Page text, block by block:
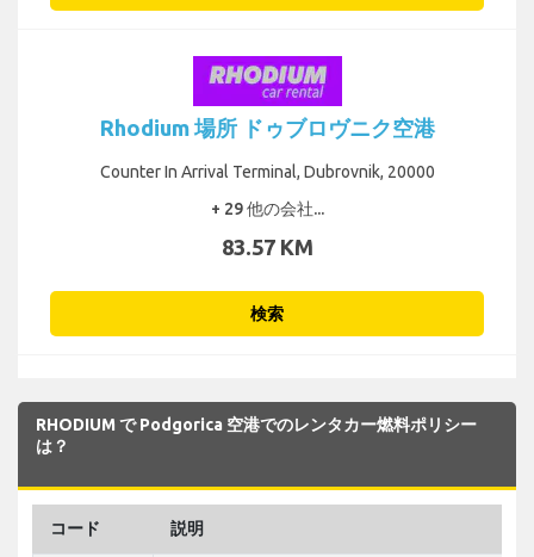
Rhodium 場所 ドゥブロヴニク空港
Counter In Arrival Terminal, Dubrovnik, 20000
+ 29 他の会社...
83.57 KM
検索
RHODIUM で Podgorica 空港でのレンタカー燃料ポリシー
は？
コード 説明